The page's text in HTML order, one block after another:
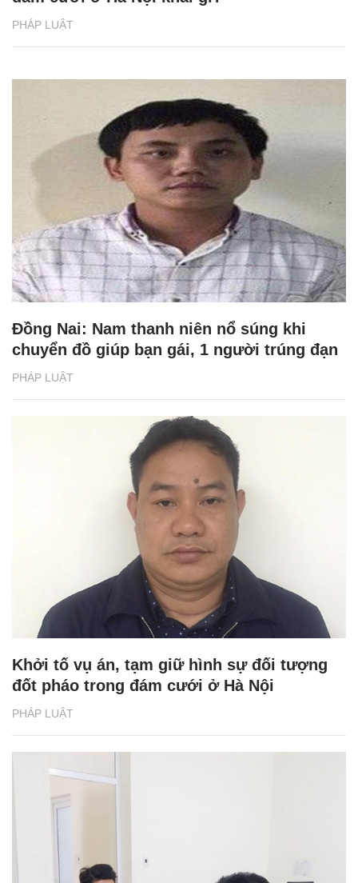
PHÁP LUẬT
PHÁP LUẬT
Đồng Nai: Nam thanh niên nổ súng khi
chuyển đồ giúp bạn gái, 1 người trúng đạn
PHÁP LUẬT
Khởi tố vụ án, tạm giữ hình sự đối tượng
đốt pháo trong đám cưới ở Hà Nội